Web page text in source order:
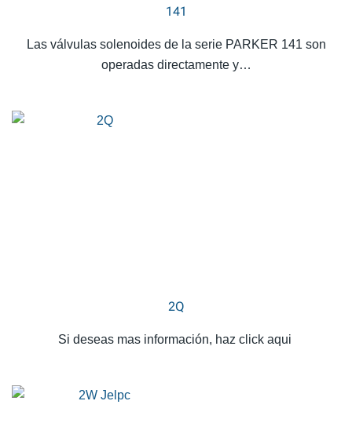
141
Las válvulas solenoides de la serie PARKER 141 son
operadas directamente y…
2Q
Si deseas mas información, haz click aqui